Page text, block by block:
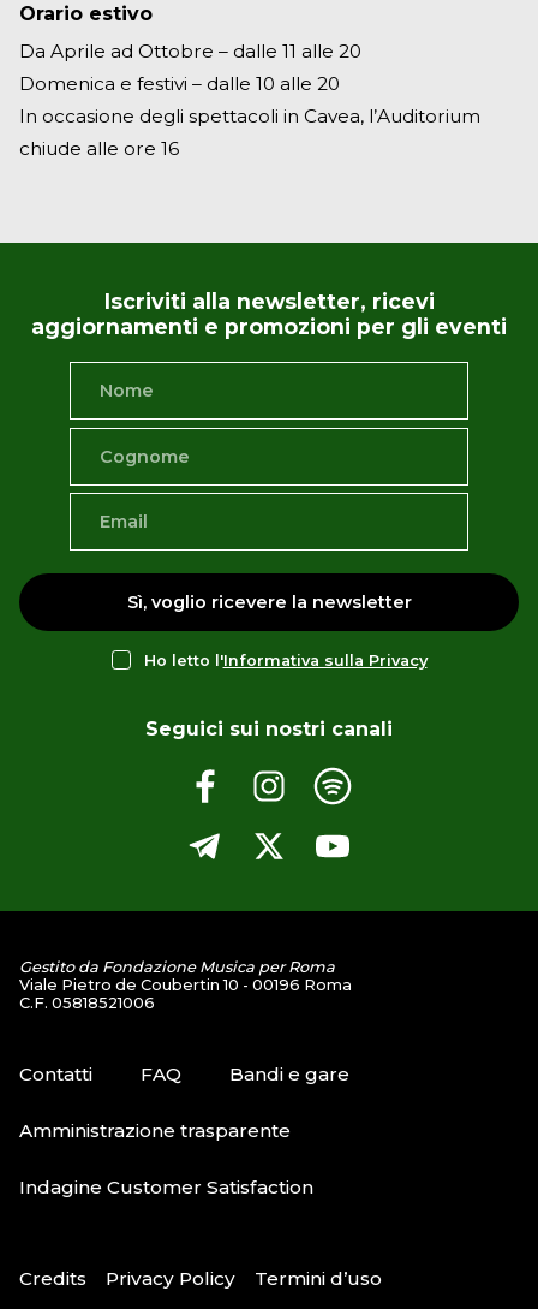
Orario estivo
Da Aprile ad Ottobre – dalle 11 alle 20
Domenica e festivi – dalle 10 alle 20
In occasione degli spettacoli in Cavea, l’Auditorium
chiude alle ore 16
Iscriviti alla newsletter, ricevi
aggiornamenti e promozioni per gli eventi
Sì, voglio ricevere la newsletter
Ho letto l'Informativa sulla Privacy
Seguici sui nostri canali
Gestito da Fondazione Musica per Roma
Viale Pietro de Coubertin 10 - 00196 Roma
C.F. 05818521006
Contatti FAQ Bandi e gare
Amministrazione trasparente
Indagine Customer Satisfaction
Credits Privacy Policy Termini d’uso